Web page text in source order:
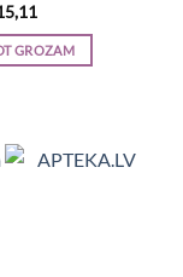
is:
€15,11.
GROZAM
Ceļojumu